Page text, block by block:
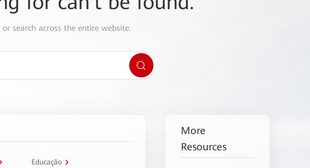
search across the entire website.
Educação
More
Resources